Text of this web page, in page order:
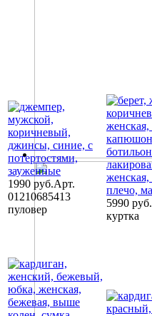
1990 руб.Арт.
01210685413
пуловер
5990 руб.
куртка